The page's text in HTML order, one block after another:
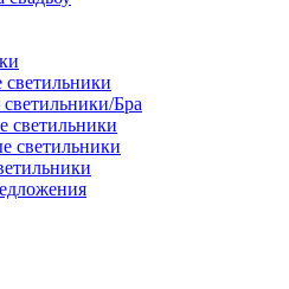
Бра
светильники
светильники